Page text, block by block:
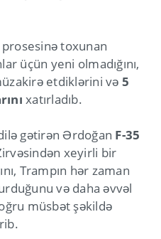
prosesinə toxunan
üçün yeni olmadığını,
etdiklərini və 5
xatırladıb.
gətirən Ərdoğan F-35
xeyirli bir
Trampın hər zaman
və daha əvvəl
müsbət şəkildə